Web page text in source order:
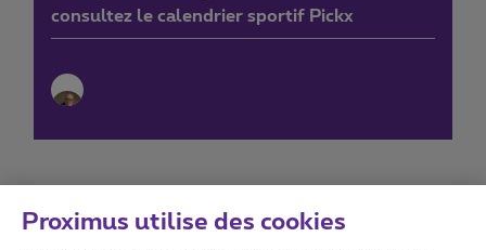
consultez le calendrier sportif Pickx
Proximus utilise des cookies